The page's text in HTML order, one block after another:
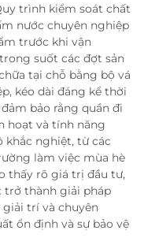
trình kiểm soát chất
nước chuyên nghiệp
trước khi vận
suốt các đợt sản
tại chỗ bằng bộ vá
kéo dài đáng kể thời
bảo rằng quần đi
hoạt và tính năng
nghiệt, từ các
làm việc mùa hè
thấy rõ giá trị đầu tư,
trở thành giải pháp
trí và chuyên
ổn định và sự bảo vệ